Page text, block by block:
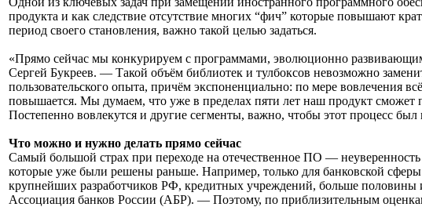
продукта и как следствие отсутствие многих “фич” которые повышают
период своего становления, важно такой целью задаться.
«Прямо сейчас мы конкурируем с программами, эволюционно
Сергей Букреев. — Такой объём библиотек и тулбоксов невозможно
пользовательского опыта, причём экспоненциально: по мере вовлечения
повышается. Мы думаем, что уже в пределах пяти лет наш продукт
Постепенно вовлекутся и другие сегменты, важно, чтобы этот процесс
Что можно и нужно делать прямо сейчас
Самый большой страх при переходе на отечественное ПО — неуверенность
которые уже были решены раньше. Например, только для банковской
крупнейших разработчиков РФ, кредитных учреждений, больше половины
Ассоциация банков России (АБР). — Поэтому, по приблизительным